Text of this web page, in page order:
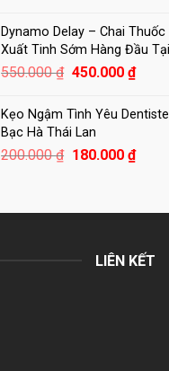
là:
250.000 ₫.
tại
là:
Dynamo Delay – Chai Thuốc
Xuất Tinh Sớm Hàng Đầu
550.000₫ Giá
là:
550.000 ₫.
450.000 ₫Giá
tại
Kẹo Ngậm Tình Yêu
Bạc Hà Thái Lan
200.000₫ Giá
200.000 ₫.
180.000 ₫Giá
là:
LIÊN KẾT